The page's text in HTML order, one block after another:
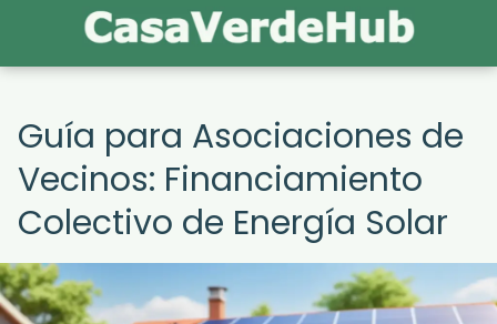
Guía para Asociaciones de
Vecinos: Financiamiento
Colectivo de Energía Solar